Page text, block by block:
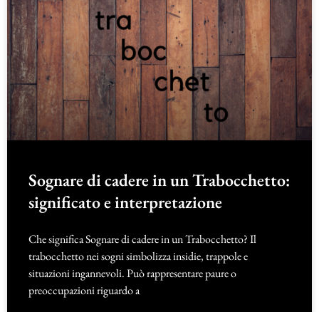
Sognare di cadere in un Trabocchetto:
significato e interpretazione
Che significa Sognare di cadere in un Trabocchetto? Il
trabocchetto nei sogni simbolizza insidie, trappole e
situazioni ingannevoli. Può rappresentare paure o
preoccupazioni riguardo a